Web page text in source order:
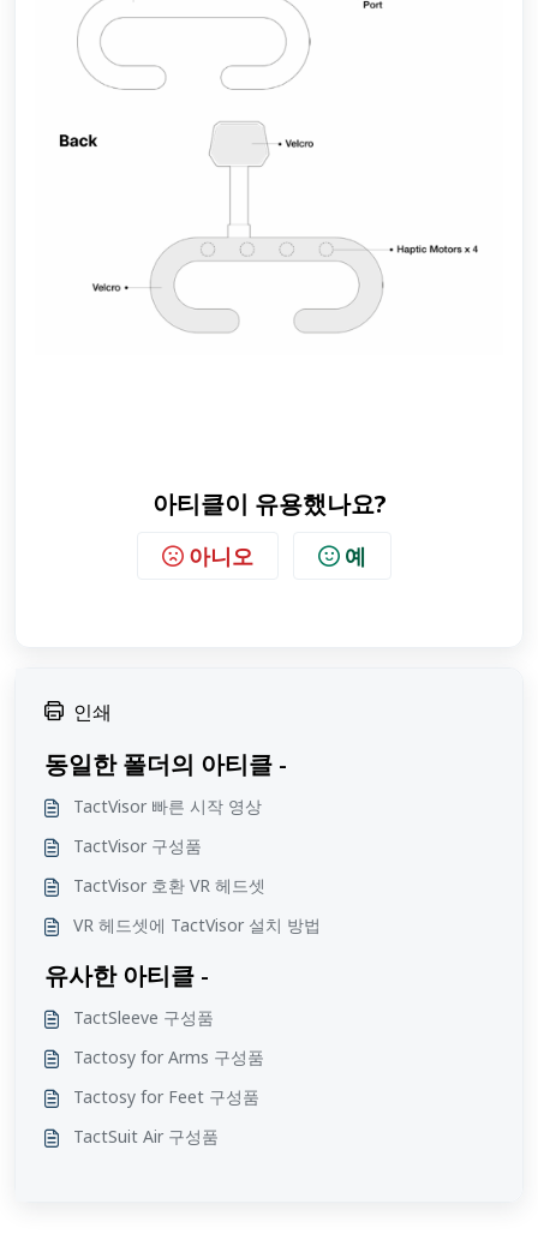
아티클이 유용했나요?
아니오 예
인쇄
동일한 폴더의 아티클 -
TactVisor 빠른 시작 영상
TactVisor 구성품
TactVisor 호환 VR 헤드셋
VR 헤드셋에 TactVisor 설치 방법
유사한 아티클 -
TactSleeve 구성품
Tactosy for Arms 구성품
Tactosy for Feet 구성품
TactSuit Air 구성품